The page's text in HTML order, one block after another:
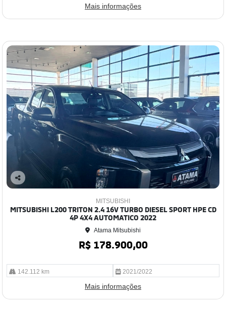
Mais informações
Co
lhe
MITSUBISHI
MITSUBISHI L200 TRITON 2.4 16V TURBO DIESEL SPORT HPE CD
4P 4X4 AUTOMATICO 2022
Atama Mitsubishi
R$ 178.900,00
142.112 km 2021/2022
Mais informações